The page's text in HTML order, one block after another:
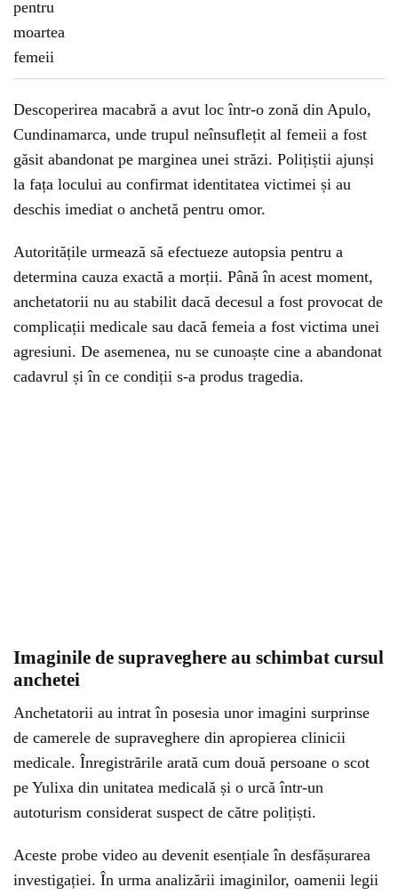
Descoperirea macabră a avut loc într-o zonă din Apulo,
Cundinamarca, unde trupul neînsuflețit al femeii a fost
găsit abandonat pe marginea unei străzi. Polițiștii ajunși
la fața locului au confirmat identitatea victimei și au
deschis imediat o anchetă pentru omor.
Autoritățile urmează să efectueze autopsia pentru a
determina cauza exactă a morții. Până în acest moment,
anchetatorii nu au stabilit dacă decesul a fost provocat de
complicații medicale sau dacă femeia a fost victima unei
agresiuni. De asemenea, nu se cunoaște cine a abandonat
cadavrul și în ce condiții s-a produs tragedia.
Imaginile de supraveghere au schimbat cursul
anchetei
Anchetatorii au intrat în posesia unor imagini surprinse
de camerele de supraveghere din apropierea clinicii
medicale. Înregistrările arată cum două persoane o scot
pe Yulixa din unitatea medicală și o urcă într-un
autoturism considerat suspect de către polițiști.
Aceste probe video au devenit esențiale în desfășurarea
investigației. În urma analizării imaginilor, oamenii legii